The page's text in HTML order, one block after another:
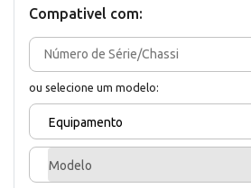
Compativel com:
ou selecione um modelo:
Equipamento
Modelo